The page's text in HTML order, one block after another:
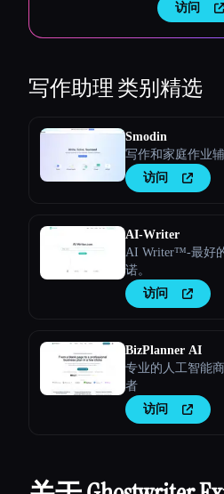
访问
写作助理 类别精选
Smodin
写作和家庭作业
访问
AI-Writer
AI Writer™-最好
诺。
访问
BizPlanner AI
专业的人工智能
者
访问